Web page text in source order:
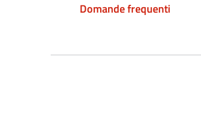
Domande frequenti